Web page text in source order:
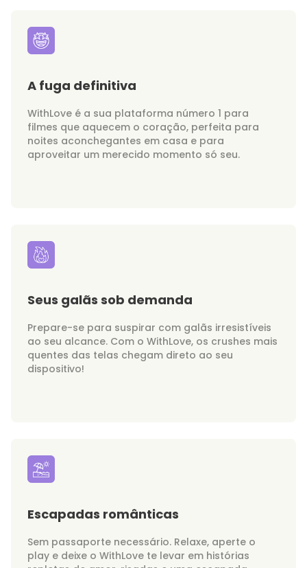
A fuga definitiva
WithLove é a sua plataforma número 1 para
filmes que aquecem o coração, perfeita para
noites aconchegantes em casa e para
aproveitar um merecido momento só seu.
Seus galãs sob demanda
Prepare-se para suspirar com galãs irresistíveis
ao seu alcance. Com o WithLove, os crushes mais
quentes das telas chegam direto ao seu
dispositivo!
Escapadas românticas
Sem passaporte necessário. Relaxe, aperte o
play e deixe o WithLove te levar em histórias